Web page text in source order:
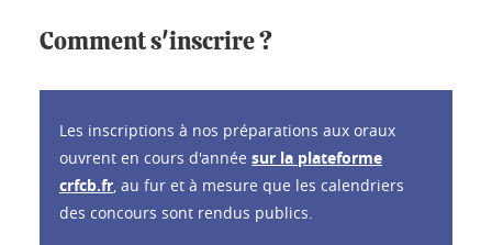
Comment s'inscrire ?
Les inscriptions à nos préparations aux oraux
ouvrent en cours d'année sur la plateforme
crfcb.fr, au fur et à mesure que les calendriers
des concours sont rendus publics.